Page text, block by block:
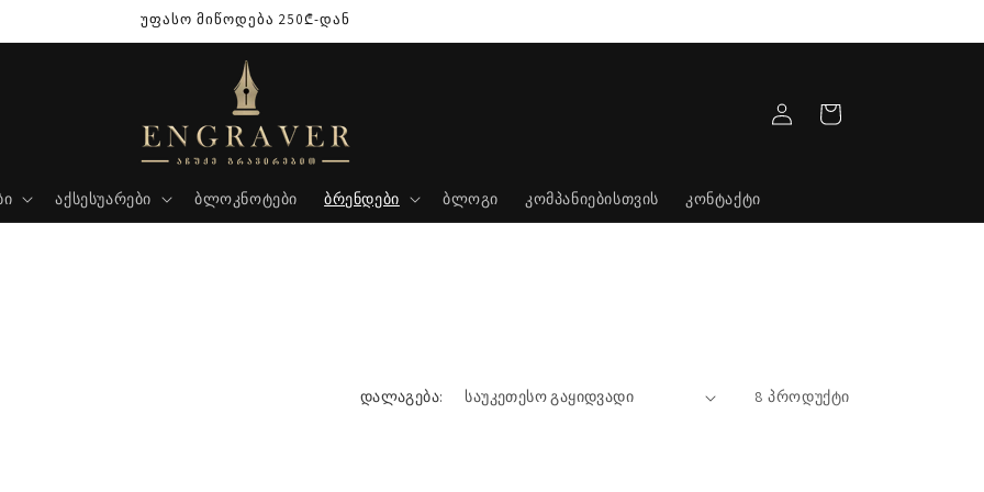
უფასო მიწოდება 250₾-დან
აქსესუარები ბლოკნოტები ბრენდები ბლოგი კომპანიებისთვის კონტაქტი
შესვლა კალათა
დალაგება: 8 პროდუქტი